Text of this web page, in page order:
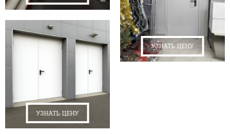
УЗНАТЬ ЦЕНУ
УЗНАТЬ ЦЕНУ